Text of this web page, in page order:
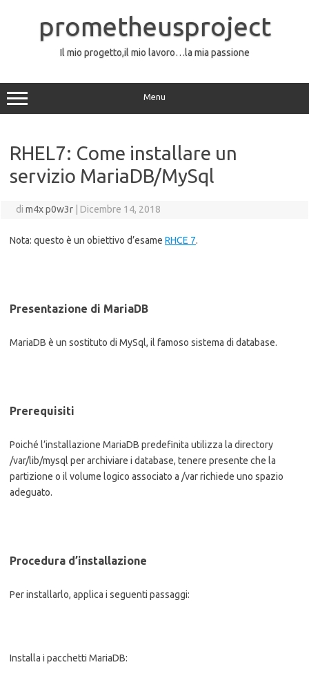
contenutoprometheusproject
Il mio progetto,il mio lavoro…la mia passione
Menu
RHEL7: Come installare un
servizio MariaDB/MySql
di m4x p0w3r Dicembre 14, 2018
Nota: questo è un obiettivo d’esame RHCE 7.
Presentazione di MariaDB
MariaDB è un sostituto di MySql, il famoso sistema di database.
Prerequisiti
Poiché l’installazione MariaDB predefinita utilizza la directory
/var/lib/mysql per archiviare i database, tenere presente che la
partizione o il volume logico associato a /var richiede uno spazio
adeguato.
Procedura d’installazione
Per installarlo, applica i seguenti passaggi:
Installa i pacchetti MariaDB: